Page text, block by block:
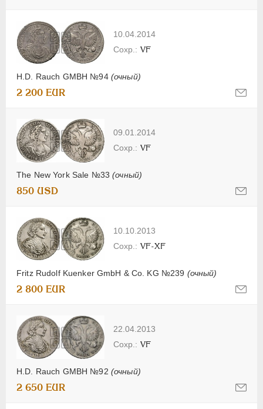
10.04.2014
H.D. Rauch GMBH №94 (очный)
VF
2 200 EUR
09.01.2014
The New York Sale №33(очный)
VF
850 USD
10.10.2013
Fritz Rudolf Kuenker GmbH & Co. KG №239 (очный)
VF-XF
2 800 EUR
22.04.2013
H.D. Rauch GMBH №92 (очный)
VF
2 650 EUR